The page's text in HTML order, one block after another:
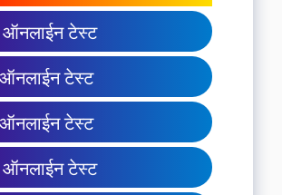
ऑनलाईन टेस्ट
ऑनलाईन टेस्ट
ऑनलाईन टेस्ट
ऑनलाईन टेस्ट